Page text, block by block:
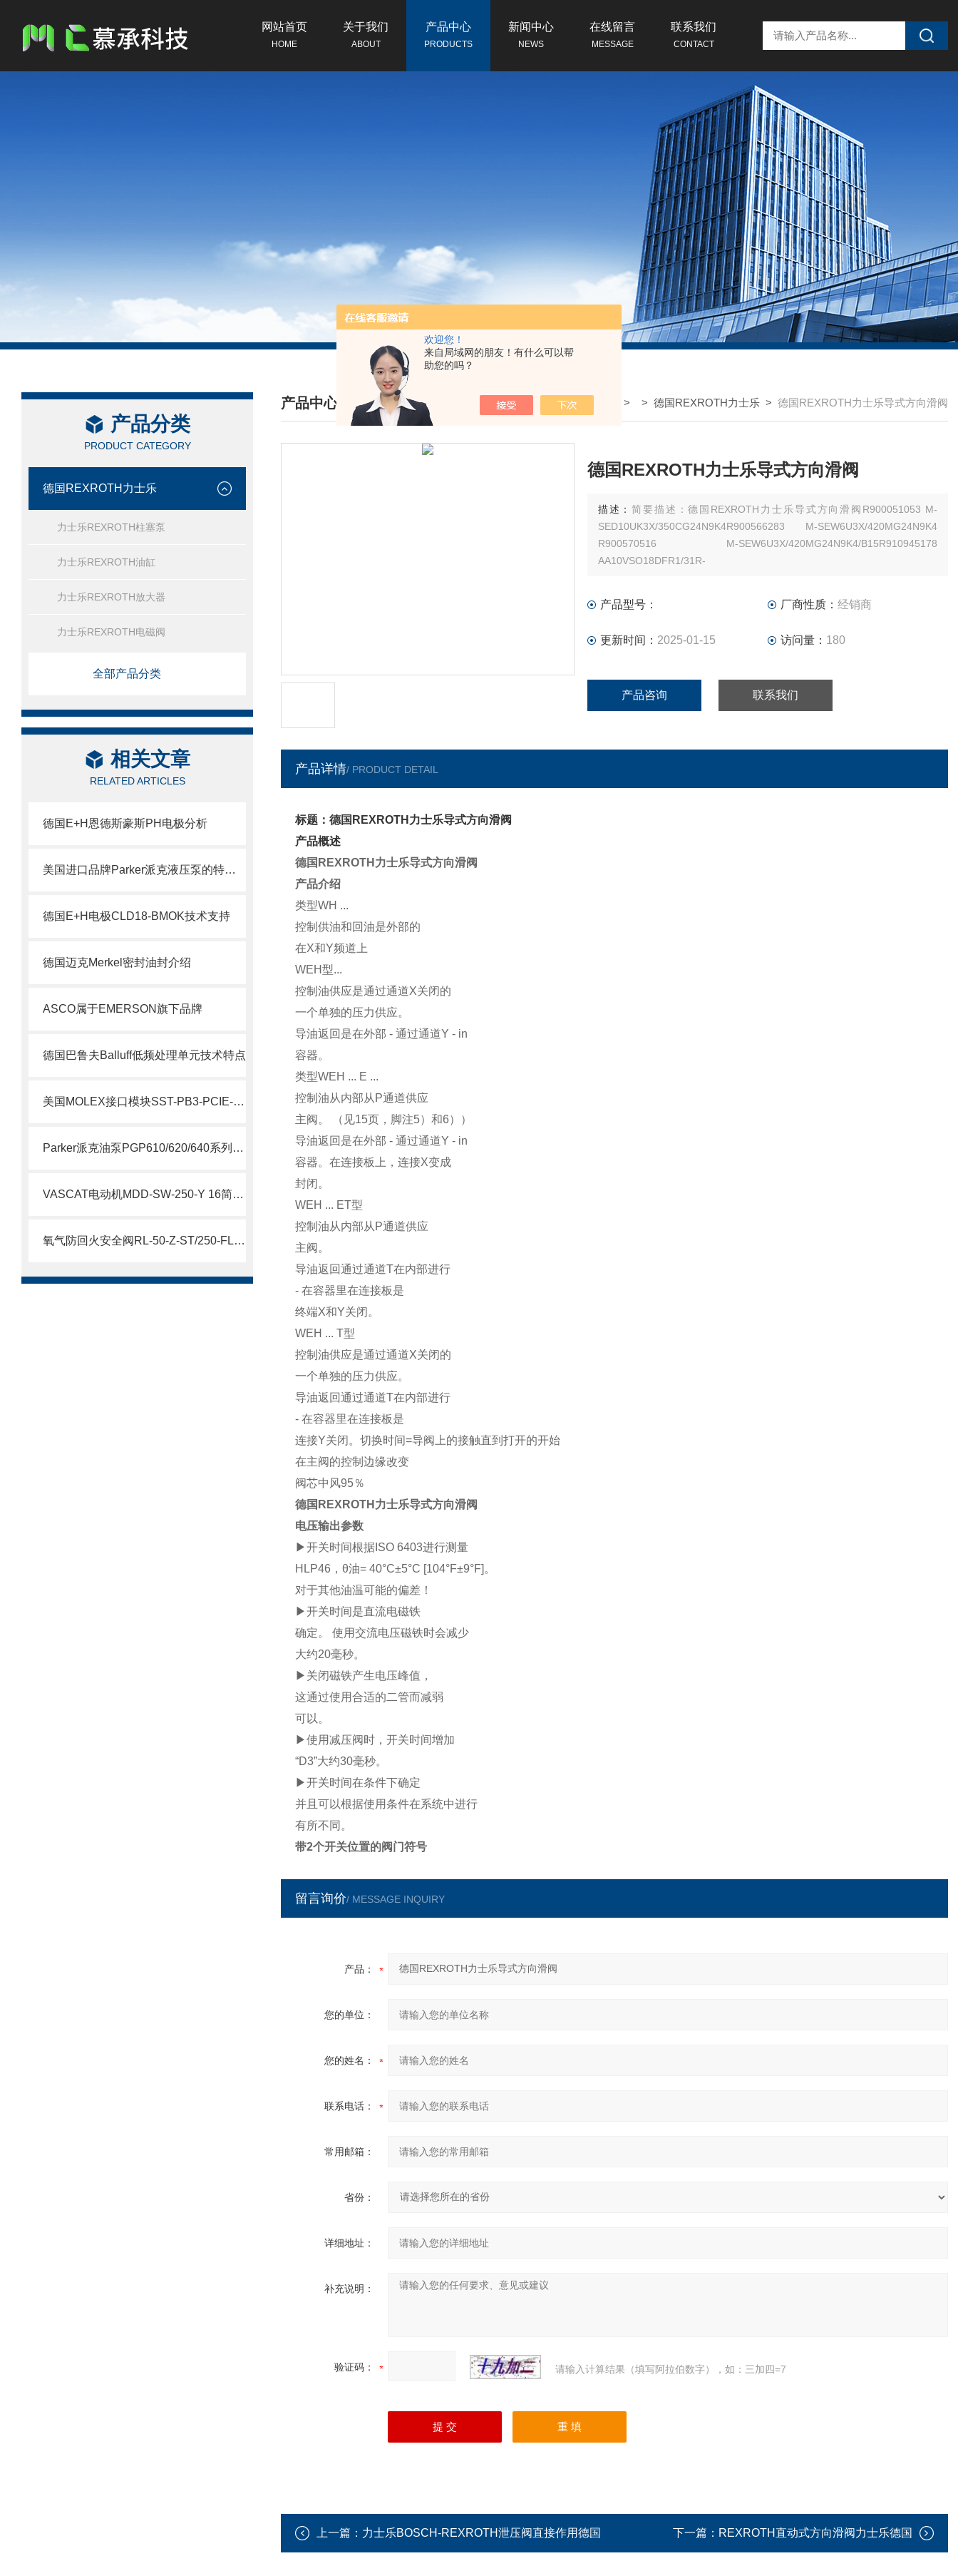
欢迎您！
来自局域网的朋友！有什么可以帮
助您的吗？
网站首页
HOME
关于我们
ABOUT
产品中心
PRODUCTS
新闻中心
NEWS
在线留言
MESSAGE
联系我们
CONTACT
产品分类
PRODUCT CATEGORY
德国REXROTH力士乐
力士乐REXROTH柱塞泵
力士乐REXROTH油缸
力士乐REXROTH放大器
力士乐REXROTH电磁阀
全部产品分类
相关文章
RELATED ARTICLES
德国E+H恩德斯豪斯PH电极分析
美国进口品牌Parker派克液压泵的特点及用途
德国E+H电极CLD18-BMOK技术支持
德国迈克Merkel密封油封介绍
ASCO属于EMERSON旗下品牌
德国巴鲁夫Balluff低频处理单元技术特点
美国MOLEX接口模块SST-PB3-PCIE-2 产品解析
Parker派克油泵PGP610/620/640系列简要说明
VASCAT电动机MDD-SW-250-Y 16简要介绍
氧气防回火安全阀RL-50-Z-ST/250-FL参数
产品中心
/ PRODUCTS CENTER
我的位置： 首页>产品中心 > > 德国REXROTH力士乐 > 德国REXROTH力士乐导式方向滑阀
德国REXROTH力士乐导式方向滑阀
描述： 简要描述：德国REXROTH力士乐导式方向滑阀R900051053 M-
SED10UK3X/350CG24N9K4R900566283 M-SEW6U3X/420MG24N9K4
R900570516 M-SEW6U3X/420MG24N9K4/B15R910945178
AA10VSO18DFR1/31R-
产品型号： 厂商性质： 经销商
更新时间： 2025-01-15 访问量： 180
产品咨询 联系我们
产品详情/ PRODUCT DETAIL
标题：德国REXROTH力士乐导式方向滑阀
产品概述
德国REXROTH力士乐导式方向滑阀
产品介绍
类型WH ...
控制供油和回油是外部的
在X和Y频道上
WEH型...
控制油供应是通过通道X关闭的
一个单独的压力供应。
导油返回是在外部 - 通过通道Y - in
容器。
类型WEH ... E ...
控制油从内部从P通道供应
主阀。 （见15页，脚注5）和6））
导油返回是在外部 - 通过通道Y - in
容器。在连接板上，连接X变成
封闭。
WEH ... ET型
控制油从内部从P通道供应
主阀。
导油返回通过通道T在内部进行
- 在容器里在连接板是
终端X和Y关闭。
WEH ... T型
控制油供应是通过通道X关闭的
一个单独的压力供应。
导油返回通过通道T在内部进行
- 在容器里在连接板是
连接Y关闭。切换时间=导阀上的接触直到打开的开始
在主阀的控制边缘改变
阀芯中风95％
德国REXROTH力士乐导式方向滑阀
电压输出参数
▶开关时间根据ISO 6403进行测量
HLP46，θ油= 40°C±5°C [104°F±9°F]。
对于其他油温可能的偏差！
▶开关时间是直流电磁铁
确定。 使用交流电压磁铁时会减少
大约20毫秒。
▶关闭磁铁产生电压峰值，
这通过使用合适的二管而减弱
可以。
▶使用减压阀时，开关时间增加
“D3”大约30毫秒。
▶开关时间在条件下确定
并且可以根据使用条件在系统中进行
有所不同。
带2个开关位置的阀门符号
留言询价/ MESSAGE INQUIRY
产品：
您的单位：
您的姓名：
联系电话：
常用邮箱：
省份：
详细地址：
补充说明：
验证码： 请输入计算结果（填写阿拉伯数字），如：三加四=7
上一篇： 力士乐BOSCH-REXROTH泄压阀直接作用德国 下一篇： REXROTH直动式方向滑阀力士乐德国